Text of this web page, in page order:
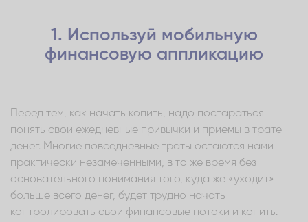
1. Используй мобильную
финансовую аппликацию
Перед тем, как начать копить, надо постараться
понять свои ежедневные привычки и приемы в трате
денег. Многие повседневные траты остаются нами
практически незамеченными, в то же время без
основательного понимания того, куда же «уходит»
больше всего денег, будет трудно начать
контролировать свои финансовые потоки и копить.